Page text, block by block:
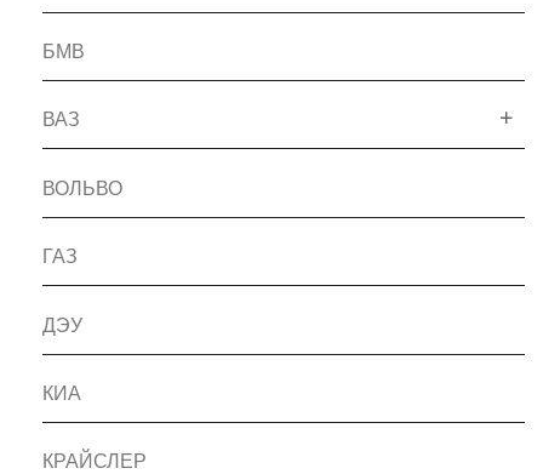
БМВ
ВАЗ
ВОЛЬВО
ГАЗ
ДЭУ
КИА
КРАЙСЛЕР